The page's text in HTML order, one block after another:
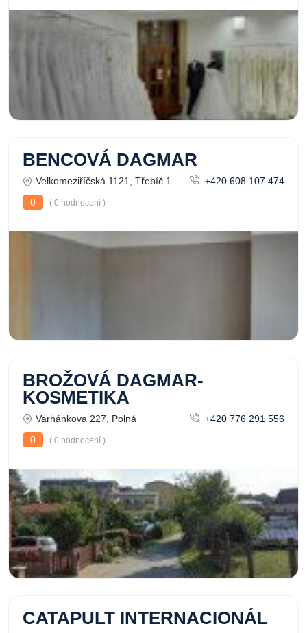
BENCOVÁ DAGMAR
Velkomeziříčská 1121, Třebíč 1
+420 608 107 474
0
( 0 hodnocení )
BROŽOVÁ DAGMAR-
KOSMETIKA
Varhánkova 227, Polná
+420 776 291 556
0
( 0 hodnocení )
CATAPULT INTERNACIONÁL